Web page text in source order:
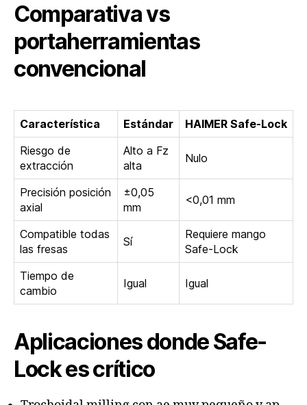
Comparativa vs
portaherramientas
convencional
Característica Estándar
HAIMER Safe-Lock
Riesgo de
extracción
Alto a Fz
alta
Nulo
Precisión posición
axial
±0,05
mm
<0,01 mm
Compatible todas
las fresas
Sí
Requiere mango
Safe-Lock
Tiempo de
cambio
Igual Igual
Aplicaciones donde Safe-
Lock es crítico